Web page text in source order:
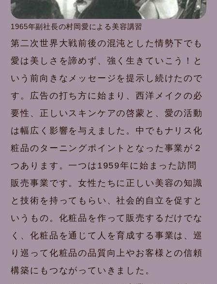
1965年副社長の村岡愛による美容講習
第二次世界大戦前後の混沌とした情勢下でも
愛は美しさを諦めず、強く生きていこう！と
いう前向きなメッセージを提示し続けたので
す。広告の打ち方に始まり、西洋メイクの必
要性、正しいスキンケアの啓蒙と、愛の活動
は幅広く影響を与えました。中でもナリス化
粧品のターニングポイントとなった事業が２
つあります。一つは1959年に始まった訪問
販売事業です。女性たちに正しい美容の知識
と技術を持ってもらい、社会的自立を促すと
いうもの。化粧品を作って販売するだけでな
く、化粧品を通じて人を育成する事業は、巡
り巡って化粧品の品質向上やお客様との信頼
構築にもつながっていきました。